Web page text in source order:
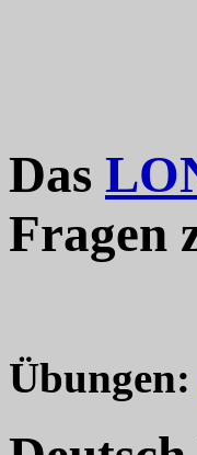
Das
Fragen
Übungen: